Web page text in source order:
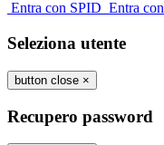
Entra con SPID Entra
Seleziona utente
button close ×
Recupero password